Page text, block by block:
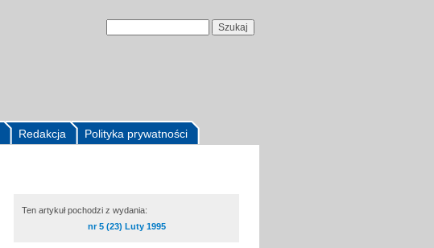
Polityka prywatności
Redakcja
Ten artykuł pochodzi z wydania:
nr 5 (23) Luty 1995